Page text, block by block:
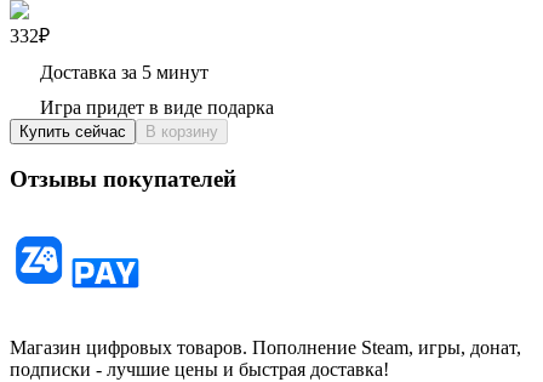
332₽
Доставка за 5 минут
Игра придет в виде подарка
Купить сейчас В корзину
Отзывы покупателей
Магазин цифровых товаров. Пополнение Steam, игры, донат,
подписки - лучшие цены и быстрая доставка!